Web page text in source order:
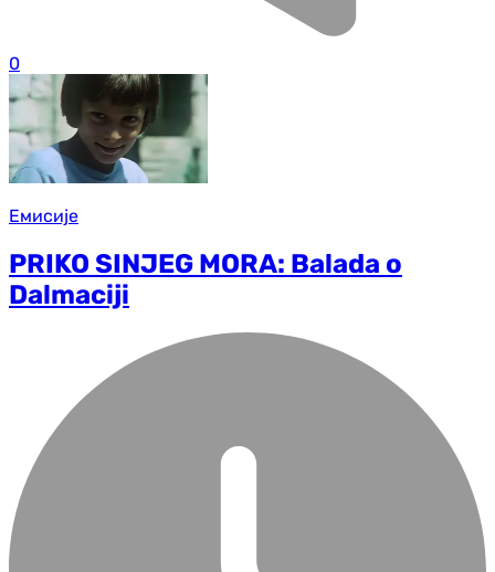
0
Емисије
PRIKO SINJEG MORA: Balada o
Dalmaciji